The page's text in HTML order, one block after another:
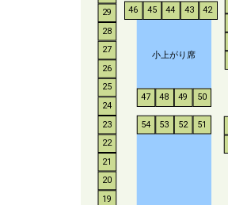
小上がり席
19
20
21
22
23
24
25
26
27
28
29 42
43
44
45
46
47 48 49 50
51
52
53
54